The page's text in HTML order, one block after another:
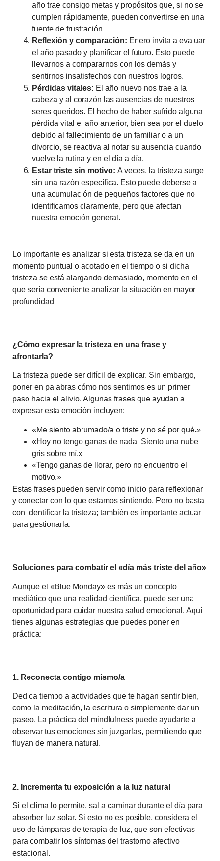
año trae consigo metas y propósitos que, si no se
cumplen rápidamente, pueden convertirse en una
fuente de frustración.
Reflexión y comparación: Enero invita a evaluar
el año pasado y planificar el futuro. Esto puede
llevarnos a compararnos con los demás y
sentirnos insatisfechos con nuestros logros.
Pérdidas vitales: El año nuevo nos trae a la
cabeza y al corazón las ausencias de nuestros
seres queridos. El hecho de haber sufrido alguna
pérdida vital el año anterior, bien sea por el duelo
debido al fallecimiento de un familiar o a un
divorcio, se reactiva al notar su ausencia cuando
vuelve la rutina y en el día a día.
Estar triste sin motivo: A veces, la tristeza surge
sin una razón específica. Esto puede deberse a
una acumulación de pequeños factores que no
identificamos claramente, pero que afectan
nuestra emoción general.
Lo importante es analizar si esta tristeza se da en un
momento puntual o acotado en el tiempo o si dicha
tristeza se está alargando demasiado, momento en el
que sería conveniente analizar la situación en mayor
profundidad.
¿Cómo expresar la tristeza en una frase y
afrontarla?
La tristeza puede ser difícil de explicar. Sin embargo,
poner en palabras cómo nos sentimos es un primer
paso hacia el alivio. Algunas frases que ayudan a
expresar esta emoción incluyen:
«Me siento abrumado/a o triste y no sé por qué.»
«Hoy no tengo ganas de nada. Siento una nube
gris sobre mí.»
«Tengo ganas de llorar, pero no encuentro el
motivo.»
Estas frases pueden servir como inicio para reflexionar
y conectar con lo que estamos sintiendo. Pero no basta
con identificar la tristeza; también es importante actuar
para gestionarla.
Soluciones para combatir el «día más triste del año»
Aunque el «Blue Monday» es más un concepto
mediático que una realidad científica, puede ser una
oportunidad para cuidar nuestra salud emocional. Aquí
tienes algunas estrategias que puedes poner en
práctica:
1. Reconecta contigo mismo/a
Dedica tiempo a actividades que te hagan sentir bien,
como la meditación, la escritura o simplemente dar un
paseo. La práctica del mindfulness puede ayudarte a
observar tus emociones sin juzgarlas, permitiendo que
fluyan de manera natural.
2. Incrementa tu exposición a la luz natural
Si el clima lo permite, sal a caminar durante el día para
absorber luz solar. Si esto no es posible, considera el
uso de lámparas de terapia de luz, que son efectivas
para combatir los síntomas del trastorno afectivo
estacional.